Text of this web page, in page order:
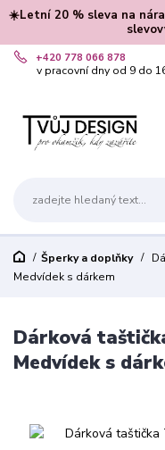
☀️Letní 20 % sleva na
+420 778 066 878
v pracovní dny od 9 do
Šperky a doplňky
Medvídek s dárkem
Dárková
Medvídek s